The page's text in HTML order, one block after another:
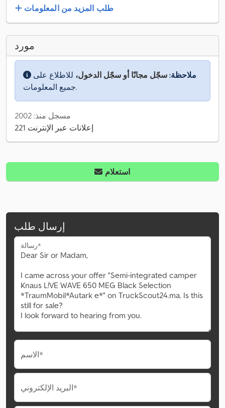
طلب المزيد من المعلومات
مورد
ملاحظة: سجّل مجانًا أو سجّل الدخول، للاطلاع على
جميع المعلومات.
مسجل منذ: 2002
221 إعلانات عبر الإنترنت
استعلام
إرسال طلب
رسالة*
الاسم*
البريد الإلكتروني*